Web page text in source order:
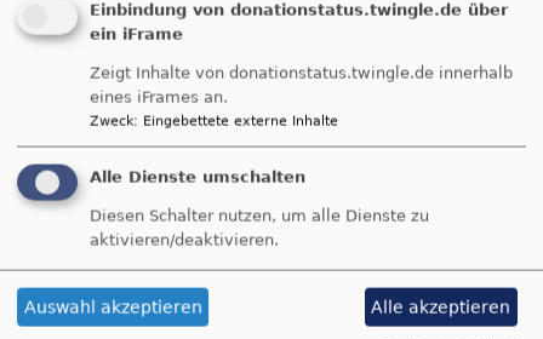
--> Friedhofsordnung MÖTTINGEN
--> Gebührenordnung MÖTTINGEN
--> OPTIMIERUNGSKONZEPT (Klick hier)
Einbindung von donationstatus.twingle.de über
ein iFrame
Zeigt Inhalte von donationstatus.twingle.de innerhalb
eines iFrames an.
Zweck: Eingebettete externe Inhalte
Alle Dienste umschalten
Diesen Schalter nutzen, um alle Dienste zu
aktivieren/deaktivieren.
Auswahl akzeptieren Alle akzeptieren